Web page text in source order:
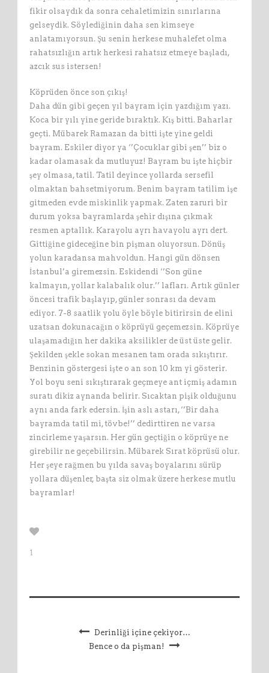
fikir olsaydık da sonra cehaletimizin sınırlarına
gelseydik. Söylediğinin daha sen kimseye
anlatamıyorsun. Şu senin herkese muhalefet olma
rahatsızlığın artık herkesi rahatsız etmeye başladı,
azcık sus istersen!
Köprüden önce son çıkış!
Daha dün gibi geçen yıl bayram için yazdığım yazı.
Koca bir yılı yine geride bıraktık. Kış bitti. Baharlar
geçti. Mübarek Ramazan da bitti işte yine geldi
bayram. Eskiler diyor ya ‘’Çocuklar gibi şen’’ biz o
kadar olamasak da mutluyuz! Bayram bu işte hiçbir
şey olmasa, tatil. Tatil deyince yollarda sersefil
olmaktan bahsetmiyorum. Benim bayram tatilim işe
gitmeden evde miskinlik yapmak. Zaten zaruri bir
durum yoksa bayramlarda şehir dışına çıkmak
resmen aptallık. Karayolu ayrı havayolu ayrı dert.
Gittiğine gideceğine bin pişman oluyorsun. Dönüş
yolun karadansa mahvoldun. Hangi gün dönsen
İstanbul’a giremezsin. Eskidendi ‘’Son güne
kalmayın, yollar kalabalık olur.’’ lafları. Artık günler
öncesi trafik başlayıp, günler sonrası da devam
ediyor. 7-8 saatlik yolu öyle böyle bitirirsin de elini
uzatsan dokunacağın o köprüyü geçemezsin. Köprüye
ulaşamadığın her dakika aksilikler de üst üste gelir.
Şekilden şekle sokan mesanen tam orada sıkıştırır.
Benzinin göstergesi işte o an son 10 km yi gösterir.
Yol boyu seni sıkıştırarak geçmeye ant içmiş adamın
suratı dikiz aynanda belirir. Sıcaktan pişik olduğunu
aynı anda fark edersin. İşin aslı astarı, ‘’Bir daha
bayramda tatil mi, tövbe!’’ dedirttiren ne varsa
zincirleme yaşarsın. Her gün geçtiğin o köprüye ne
girebilir ne geçebilirsin. Mübarek Sırat köprüsü olur.
Her şeye rağmen bu yılda savaş boyalarını sürüp
yollara düşenler, başta siz olmak üzere herkese mutlu
bayramlar!
1
Derinliği içine çekiyor…
Bence o da pişman!